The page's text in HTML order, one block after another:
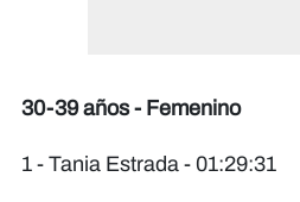
30-39 años - Femenino
1 - Tania Estrada - 01:29:31